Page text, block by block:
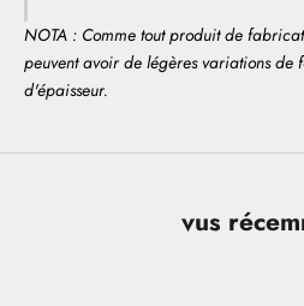
NOTA : Comme tout produit de
peuvent avoir de légères variations de
d'épaisseur.
vus